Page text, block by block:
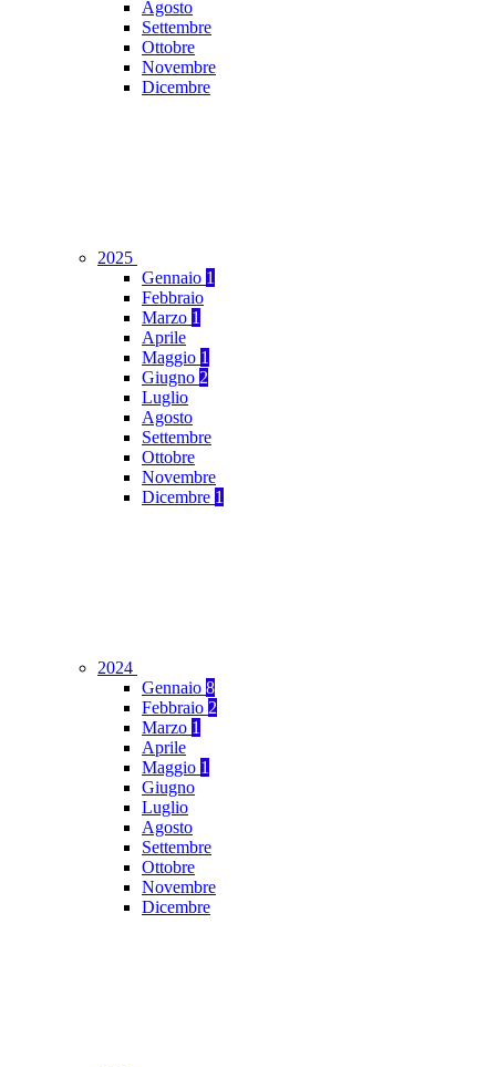
Agosto
Settembre
Ottobre
Novembre
Dicembre
2025
Gennaio 1
Febbraio
Marzo 1
Aprile
Maggio 1
Giugno 2
Luglio
Agosto
Settembre
Ottobre
Novembre
Dicembre 1
2024
Gennaio 8
Febbraio 2
Marzo 1
Aprile
Maggio 1
Giugno
Luglio
Agosto
Settembre
Ottobre
Novembre
Dicembre